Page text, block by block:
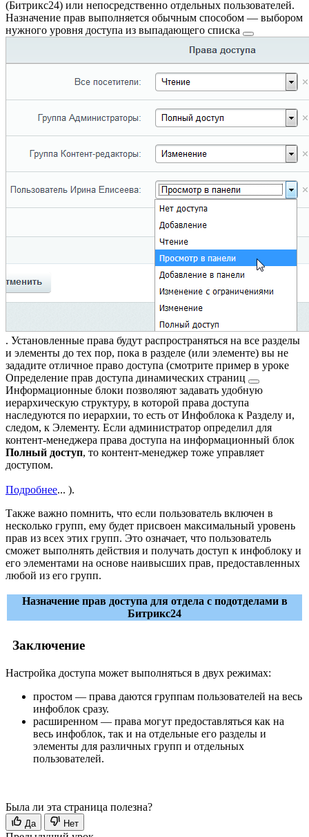
(Битрикс24) или непосредственно отдельных пользователей.
Назначение прав выполняется обычным способом — выбором
нужного уровня доступа из выпадающего списка
. Установленные права будут распространяться на все разделы
и элементы до тех пор, пока в разделе (или элементе) вы не
зададите отличное право доступа (смотрите пример в уроке
Определение прав доступа динамических страниц
Информационные блоки позволяют задавать удобную
иерархическую структуру, в которой права доступа
наследуются по иерархии, то есть от Инфоблока к Разделу и,
следом, к Элементу. Если администратор определил для
контент-менеджера права доступа на информационный блок
Полный доступ, то контент-менеджер тоже управляет
доступом.
Подробнее... ).
Также важно помнить, что если пользователь включен в
несколько групп, ему будет присвоен максимальный уровень
прав из всех этих групп. Это означает, что пользователь
сможет выполнять действия и получать доступ к инфоблоку и
его элементами на основе наивысших прав, предоставленных
любой из его групп.
Назначение прав доступа для отдела с подотделами в
Битрикс24
Заключение
Настройка доступа может выполняться в двух режимах:
простом — права даются группам пользователей на весь
инфоблок сразу.
расширенном — права могут предоставляться как на
весь инфоблок, так и на отдельные его разделы и
элементы для различных групп и отдельных
пользователей.
Была ли эта страница полезна?
Да Нет